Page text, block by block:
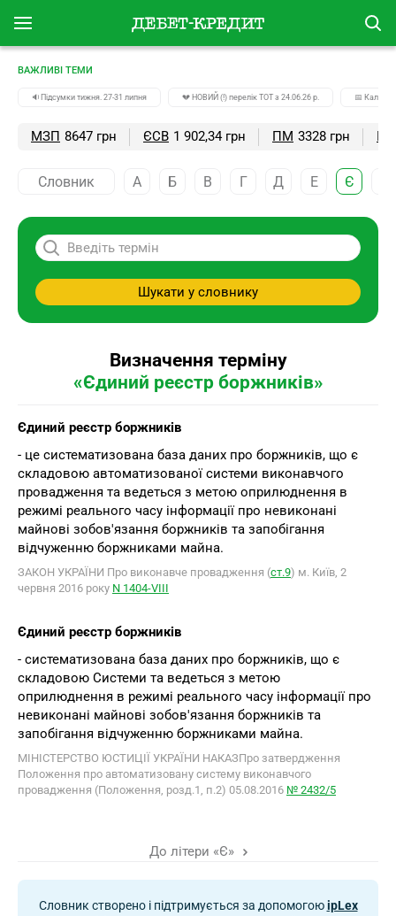
ВАЖЛИВІ ТЕМИ
🔉Підсумки тижня. 27-31 липня 💔 НОВИЙ (!) перелік ТОТ з 24.06.26 р. 📅
МЗП 8647 грн ЄСВ 1 902,34 грн ПМ 3328 грн
Словник А Б В Г Д Е Є
Шукати у словнику
Визначення терміну
«Єдиний реєстр боржників»
Єдиний реєстр боржників
- це систематизована база даних про боржників, що є
складовою автоматизованої системи виконавчого
провадження та ведеться з метою оприлюднення в
режимі реального часу інформації про невиконані
майнові зобов'язання боржників та запобігання
відчуженню боржниками майна.
ЗАКОН УКРАЇНИ Про виконавче провадження (ст.9) м. Київ, 2
червня 2016 року N 1404-VIII
Єдиний реєстр боржників
- систематизована база даних про боржників, що є
складовою Системи та ведеться з метою
оприлюднення в режимі реального часу інформації про
невиконані майнові зобов'язання боржників та
запобігання відчуженню боржниками майна.
МІНІСТЕРСТВО ЮСТИЦІЇ УКРАЇНИ НАКАЗПро затвердження
Положення про автоматизовану систему виконавчого
провадження (Положення, розд.1, п.2) 05.08.2016 № 2432/5
До літери «Є»
Словник створено і підтримується за допомогоюipLex